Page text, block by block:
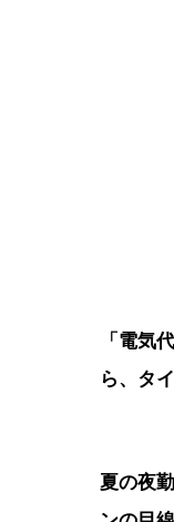
「電気
ら、タ
夏の夜